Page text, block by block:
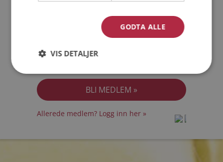
Jeg akseptererMedlemsvilkårene
Allerede medlem? Logg inn her »
GODTA ALLE
VIS DETALJER